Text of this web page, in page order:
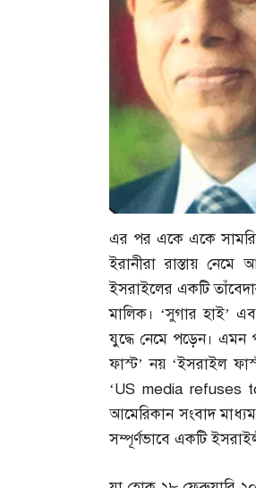
এর পর একে একে
ইরানীরা রাস্তায় নেমে
ইসরাইলের একটি
মালিক। ‘সুগার হাই’
যুদ্ধে নেমে পড়েন। এমন
ফাস্ট’ নয় ‘ইসরাইল
‘US media refuses
আমেরিকান সংবাদ
সম্পূর্ণভাবে একটি